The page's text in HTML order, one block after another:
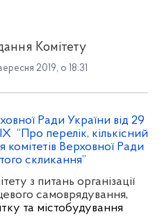
Комітету
2019, о 18:31
Ради України від 29
IX “Про перелік, кількісний
комітетів Верховної Ради
скликання”
з питань організації
самоврядування,
та містобудування